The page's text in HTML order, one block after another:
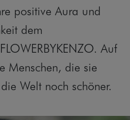
positive Aura und
dem
Auf
Menschen, die sie
Welt noch schöner.